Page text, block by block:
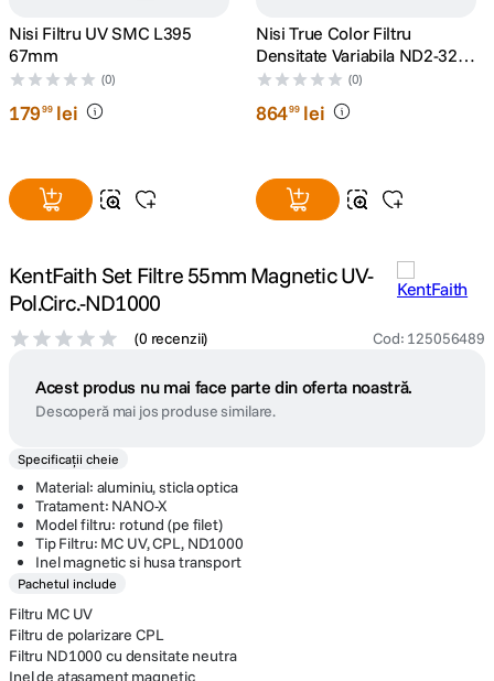
9 . dji mic mini
10 . dji osmo
Nisi Filtru UV SMC L395
67mm
(0)
17999 lei
Nisi True Color Filtru
Densitate Variabila ND2-32
67mm
(0)
86499 lei
KentFaith Set Filtre 55mm Magnetic UV-
Pol.Circ.-ND1000
(0 recenzii) Cod: 125056489
Acest produs nu mai face parte din oferta noastră.
Descoperă mai jos produse similare.
Specificații cheie
Material: aluminiu, sticla optica
Tratament: NANO-X
Model filtru: rotund (pe filet)
Tip Filtru: MC UV, CPL, ND1000
Inel magnetic si husa transport
Pachetul include
Filtru MC UV
Filtru de polarizare CPL
Filtru ND1000 cu densitate neutra
Inel de atasament magnetic